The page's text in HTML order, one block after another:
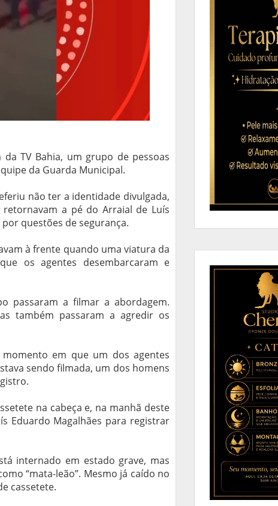
TV Bahia, um grupo de pessoas
da Guarda Municipal.
não ter a identidade divulgada,
a pé do Arraial de Luís
questões de segurança.
à frente quando uma viatura da
os agentes desembarcaram e
passaram a filmar a abordagem.
também passaram a agredir os
em que um dos agentes
sendo filmada, um dos homens
na cabeça e, na manhã deste
Eduardo Magalhães para registrar
internado em estado grave, mas
“mata-leão”. Mesmo já caído no
cassetete.